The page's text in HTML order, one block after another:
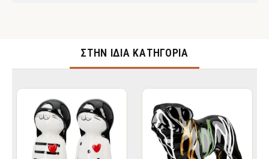
ΣΤΉΝ ΊΔΙΑ ΚΑΤΗΓΟΡΊΑ